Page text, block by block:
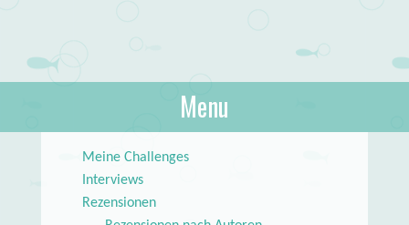
About Books
lilstar.de
Menu
Meine Challenges
Interviews
Rezensionen